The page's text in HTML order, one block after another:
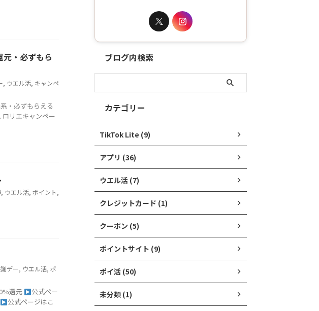
元・必ずもら
, ウエル活, キャンペ
・必ずもらえる
リエキャンペー
, ウエル活, ポイント,
デー, ウエル活, ポ
還元
公式ペー
公式ページはこ
ブログ内検索
カテゴリー
TikTok Lite (9)
アプリ (36)
ウエル活 (7)
クレジットカード (1)
クーポン (5)
ポイントサイト (9)
ポイ活 (50)
未分類 (1)